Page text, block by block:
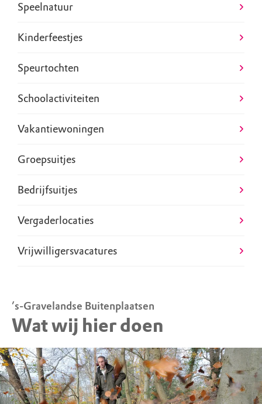
Speelnatuur
Kinderfeestjes
Speurtochten
Schoolactiviteiten
Vakantiewoningen
Groepsuitjes
Bedrijfsuitjes
Vergaderlocaties
Vrijwilligersvacatures
’s-Gravelandse Buitenplaatsen
Wat wij hier doen